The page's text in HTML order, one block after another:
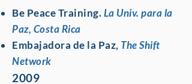
Be Peace Training.La Univ. para la
Paz, Costa Rica
Embajadora de la Paz, The Shift
Network
2009